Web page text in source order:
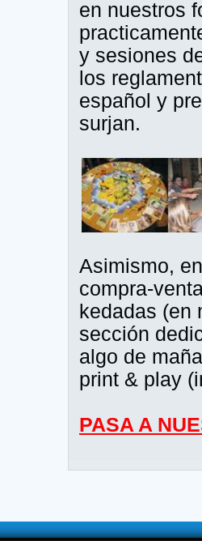
en nuestros
y sesiones
los
español y
surjan.
Asimismo,
compra-
kedadas (en
sección
algo de
print & play
PASA A